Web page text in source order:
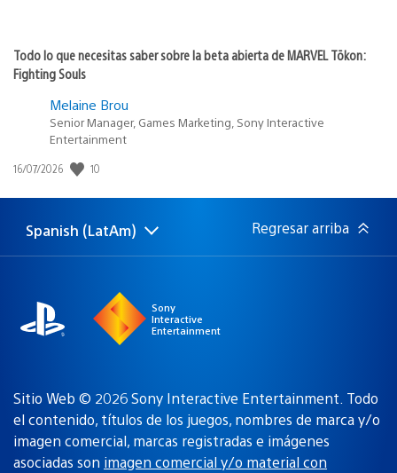
Todo lo que necesitas saber sobre la beta abierta de MARVEL Tōkon:
Fighting Souls
Melaine Brou
Senior Manager, Games Marketing, Sony Interactive
Entertainment
Fecha
publicación:
16/07/2026 10
Elige
Región
Spanish (LatAm) Regresar arriba
Sony
Interactive
Entertainment
Sitio Web © 2026 Sony Interactive Entertainment. Todo
el contenido, títulos de los juegos, nombres de marca y/o
imagen comercial, marcas registradas e imágenes
asociadas son imagen comercial y/o material con